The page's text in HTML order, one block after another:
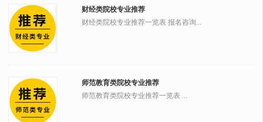
财经类院校专业推荐
财经类院校专业推荐一览表 报名咨询...
师范教育类院校专业推荐
师范教育类院校专业推荐一览表 ...